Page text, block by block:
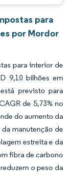
para
por Mordor
para interior de
9,10 bilhões em
previsto para
de 5,73% no
do aumento da
manutenção de
estreita e da
fibra de carbono
o peso da